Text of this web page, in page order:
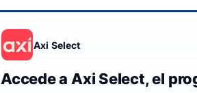
Axi Select
Accede a Axi Select, el